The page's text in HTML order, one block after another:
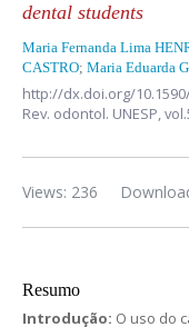
dental students
Maria Fernanda Lima
CASTRO; Maria Eduarda
http://dx.doi.org/
Rev. odontol. UNESP,
Views: 236
Resumo
Introdução: O uso do